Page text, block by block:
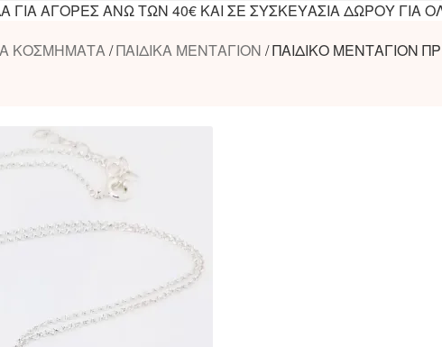
ΑΓΟΡΕΣ ΑΝΩ ΤΩΝ 40€ ΚΑΙ ΣΕ ΣΥΣΚΕΥΑΣΙΑ ΔΩΡΟΥ ΓΙΑ
ΚΟΣΜΗΜΑΤΑ/ΠΑΙΔΙΚΑ ΜΕΝΤΑΓΙΟΝ /ΠΑΙΔΙΚΟ ΜΕΝΤΑΓΙΟΝ